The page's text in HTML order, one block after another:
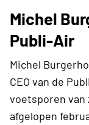
Michel
Publi-Air
Michel
CEO van de
voetsporen van
afgelopen